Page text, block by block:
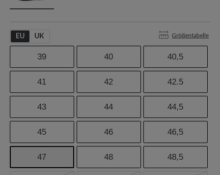
EU UK Größentabelle
39 40 40,5
41 42 42.5
43 44 44,5
45 46 46,5
47 48 48,5